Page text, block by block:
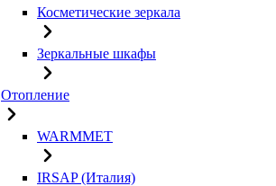
Косметические зеркала
Зеркальные шкафы
Отопление
WARMMET
IRSAP (Италия)